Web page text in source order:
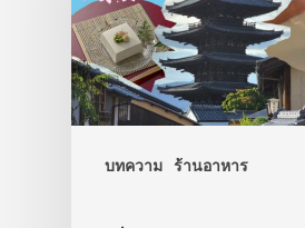
บทความ ร้านอาหาร